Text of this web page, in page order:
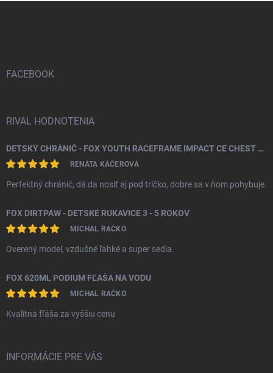
FACEBOOK
RIVAL HODNOTENIA
DETSKÝ CHRÁNIČ - FOX YOUTH RACEFRAME IMPACT CE CHEST GUARD
RENÁTA KÁČEROVÁ
Perfektný chránič, dá da nosiť aj pod tričko, dobre sa v ňom pohybuje.
FOX DIRTPAW - DETSKÉ RUKAVICE 3 - 5 ROKOV
MICHAL RAČKO
Overený model, vzdušné ľahké a super sedia.
FOX 620ML PODIUM FĽAŠA NA VODU
MICHAL RAČKO
Kvalitná fľáša za vyššiu cenu
INFORMÁCIE PRE VÁS